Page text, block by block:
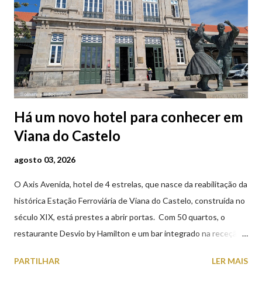
Há um novo hotel para conhecer em
Viana do Castelo
agosto 03, 2026
O Axis Avenida, hotel de 4 estrelas, que nasce da reabilitação da
histórica Estação Ferroviária de Viana do Castelo, construída no
século XIX, está prestes a abrir portas. Com 50 quartos, o
restaurante Desvio by Hamilton e um bar integrado na receção,
peças históricas cedidas pela IP Património que homenageiam a
PARTILHAR LER MAIS